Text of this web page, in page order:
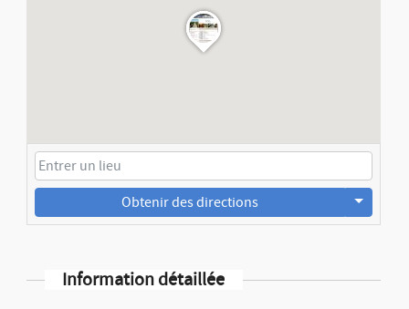
Obtenir des directions
Information détaillée